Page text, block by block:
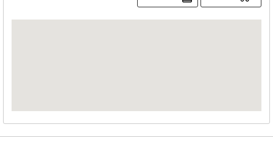
ניתן להוסיף בתוספת תשלום
שף פרטי
מידע כללי